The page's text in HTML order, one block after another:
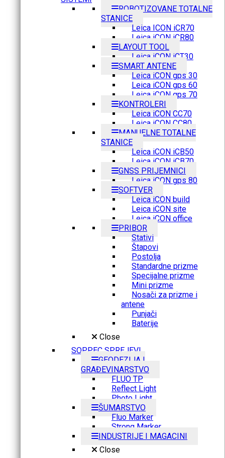
ROBOTIZOVANE TOTALNE
STANICE
Leica ICON iCR70
Leica iCON iCR80
LAYOUT TOOL
Leica iCON iCT30
SMART ANTENE
Leica iCON gps 30
Leica iCON gps 60
Leica iCON gps 70
KONTROLERI
Leica iCON CC70
Leica iCON CC80
MANUELNE TOTALNE
STANICE
Leica iCON iCB50
Leica iCON iCB70
GNSS PRIJEMNICI
Leica iCON gps 80
SOFTVER
Leica iCON build
Leica iCON site
Leica iCON office
PRIBOR
Stativi
Štapovi
Postolja
Standardne prizme
Specijalne prizme
Mini prizme
Nosači za prizme i
antene
Punjači
Baterije
Close
SOPPEC SPREJEVI
GEODEZIJA I
GRAĐEVINARSTVO
FLUO TP
Reflect Light
Photo Light
ŠUMARSTVO
Fluo Marker
Strong Marker
INDUSTRIJE I MAGACINI
Close